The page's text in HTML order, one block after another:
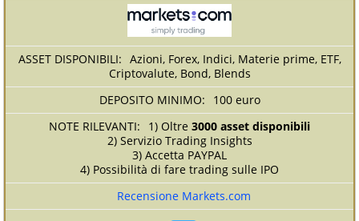
Azioni, Forex, Indici, Materie prime, ETF,
Criptovalute, Bond, Blends
100 euro
1) Oltre 3000 asset disponibili
2) Servizio Trading Insights
3) Accetta PAYPAL
4) Possibilità di fare trading sulle IPO
Recensione Markets.com